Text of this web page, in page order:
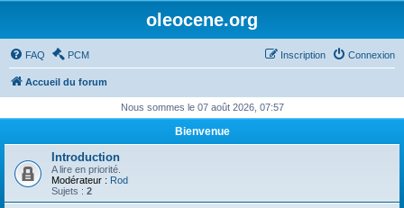
oleocene.org
FAQ PCM Connexion
Inscription
Accueil du forum
Nous sommes le 07 août 2026, 07:57
Bienvenue
Introduction
A lire en priorité.
Modérateur : Rod
Sujets : 2